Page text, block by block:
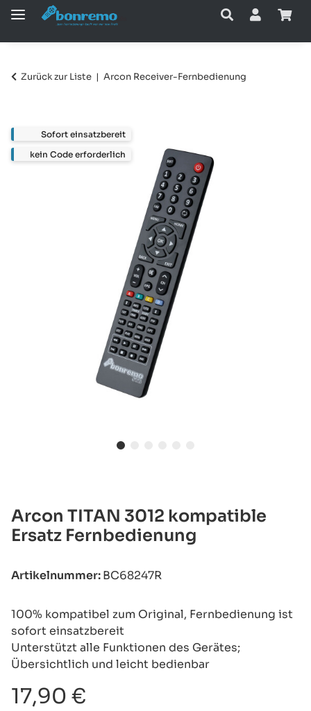
Zurück zur Liste Arcon Receiver-Fernbedienung
Arcon TITAN 3012 kompatible
Ersatz Fernbedienung
Artikelnummer:BC68247R
100% kompatibel zum Original, Fernbedienung ist
sofort einsatzbereit
Unterstützt alle Funktionen des Gerätes;
Übersichtlich und leicht bedienbar
17,90 €